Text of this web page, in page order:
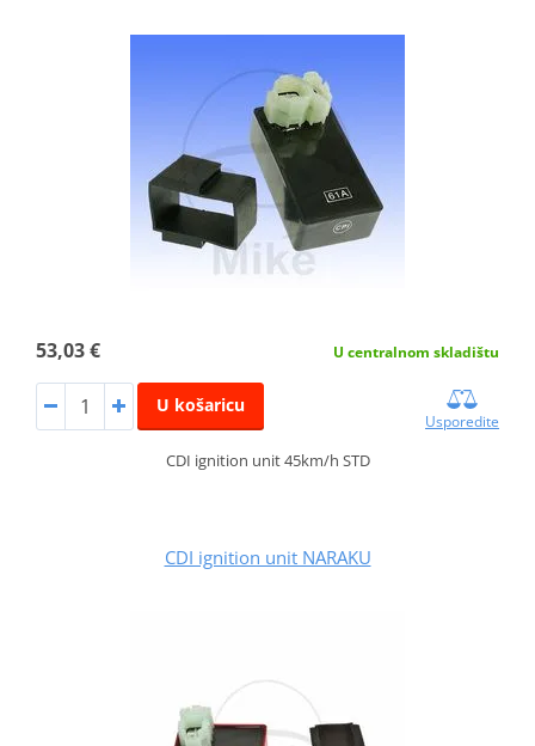
53,03 € U centralnom skladištu
U košaricu
Usporedite
CDI ignition unit 45km/h STD
CDI ignition unit NARAKU